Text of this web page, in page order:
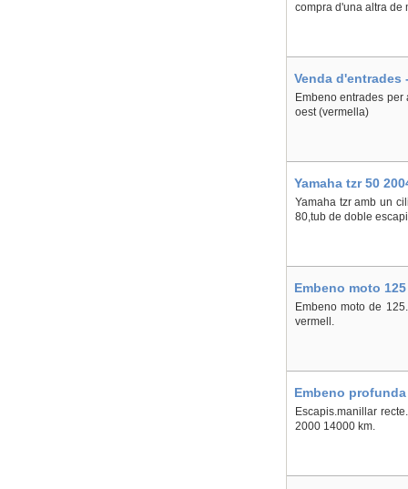
compra d'una altra de
Venda d'entrades
Embeno entrades
oest (vermella)
Yamaha tzr 50
Yamaha tzr amb un
80,tub de doble
Embeno moto
Embeno moto de
vermell.
Embeno
Escapis.manillar
2000 14000 km.